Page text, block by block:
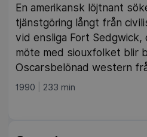
En amerikansk löjtnant
tjänstgöring långt från
vid ensliga Fort
möte med siouxfolket blir
Oscarsbelönad western
1990 233 min